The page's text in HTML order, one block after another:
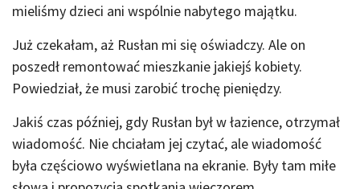
mieliśmy dzieci ani wspólnie nabytego majątku.
Już czekałam, aż Rusłan mi się oświadczy. Ale on
poszedł remontować mieszkanie jakiejś kobiety.
Powiedział, że musi zarobić trochę pieniędzy.
Jakiś czas później, gdy Rusłan był w łazience, otrzymał
wiadomość. Nie chciałam jej czytać, ale wiadomość
była częściowo wyświetlana na ekranie. Były tam miłe